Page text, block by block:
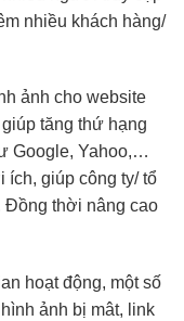
nhiều khách hàng/
ảnh cho website
tăng thứ hạng
Google, Yahoo,…
ích, giúp công ty/ tổ
Đồng thời nâng cao
hoạt động, một số
ảnh bị mât, link